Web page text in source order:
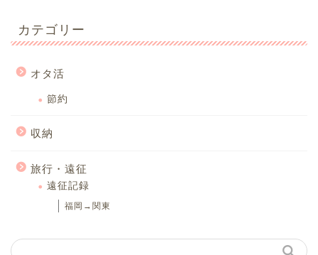
カテゴリー
オタ活
節約
収納
旅行・遠征
遠征記録
福岡→関東